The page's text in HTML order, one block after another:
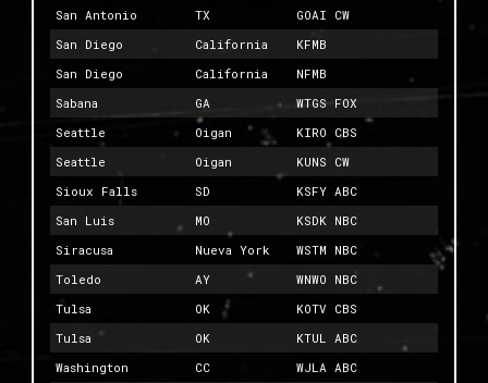
San Antonio
TX
GOAI CW
San Diego
California
KFMB
San Diego
California
NFMB
Sabana
GA
WTGS FOX
Seattle
Oigan
KIRO CBS
Seattle
Oigan
KUNS CW
Sioux Falls
SD
KSFY ABC
San Luis
MO
KSDK NBC
Siracusa
Nueva York
WSTM NBC
Toledo
AY
WNWO NBC
Tulsa
OK
KOTV CBS
Tulsa
OK
KTUL ABC
Washington
CC
WJLA ABC